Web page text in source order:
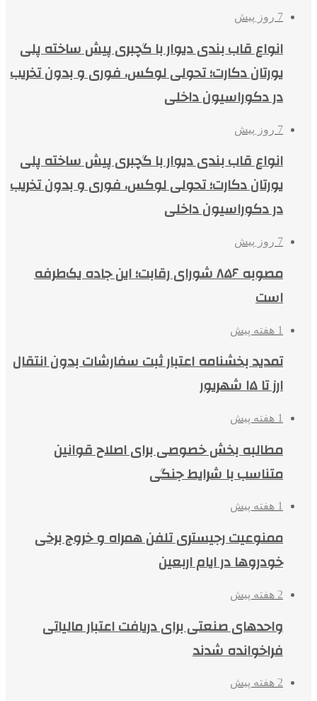
7 روز پیش
انواع قاب بندی دیوار با گچبری پیش ساخته پلی
یورتان دکارت؛ تحولی لوکس، فوری و بدون تخریب
در دکوراسیون داخلی
7 روز پیش
انواع قاب بندی دیوار با گچبری پیش ساخته پلی
یورتان دکارت؛ تحولی لوکس، فوری و بدون تخریب
در دکوراسیون داخلی
7 روز پیش
مصوبه ۸۵۶ شورای رقابت؛ این جاده یک‌طرفه
است
1 هفته پیش
تمدید بخشنامه اعتبار ثبت سفارشات بدون انتقال
ارز تا ۱۵ شهریور
1 هفته پیش
مطالبه بخش خصوصی برای اصلاح قوانین
متناسب با شرایط جنگی
1 هفته پیش
ممنوعیت رجیستری تلفن همراه و خروج برخی
خودروها در ایام اربعین
2 هفته پیش
واحدهای صنعتی برای دریافت اعتبار مالیاتی
فراخوانده شدند
2 هفته پیش